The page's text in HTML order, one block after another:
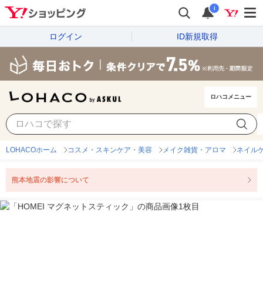
i
ログイン ID新規取得
ロハコメニュー
LOHACOホーム コスメ・スキンケア・美容 メイク雑貨・アロマ ネイル
熊本地震の影響について